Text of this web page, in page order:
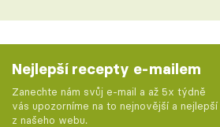
Nejlepší recepty e-mailem
Zanechte nám svůj e-mail a až 5x týdně
vás upozorníme na to nejnovější a nejlepší
z našeho webu.